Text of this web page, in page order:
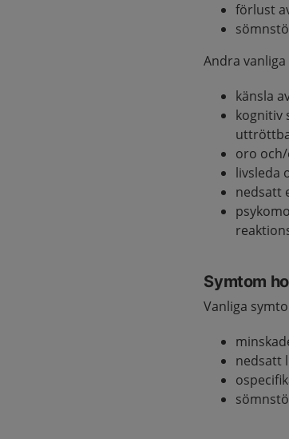
förlust
Andra
känsla
kognitiv
oro
livsleda
nedsatt
Symtom
Vanliga
nedsatt